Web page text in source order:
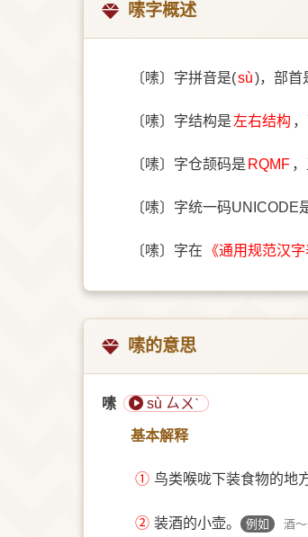
嗉字概述
〔嗉〕字拼音是(sù)，部首
〔嗉〕字结构是 左右结构
〔嗉〕字仓颉码是 RQMF
〔嗉〕字统一码UNICODE
〔嗉〕字在 《通用规范汉字
嗉的意思
嗉 sù ㄙㄨˋ
基本解释
① 鸟类喉咙下装食物的地方
② 装酒的小壶。 例如 酒～